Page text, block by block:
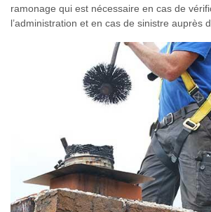
ramonage qui est nécessaire en cas de
l’administration et en cas de sinistre auprès